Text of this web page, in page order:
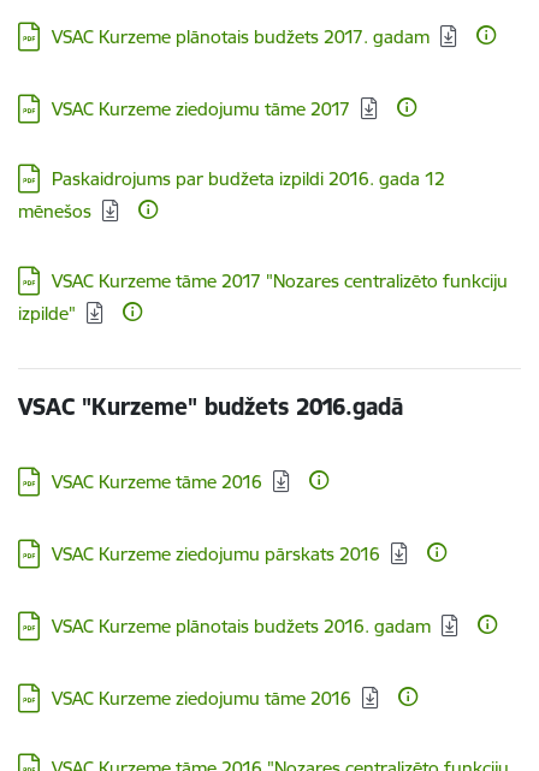
Lejupielādēt:
VSAC Kurzeme plānotais budžets 2017. gadam
Lejupielādēt:
VSAC Kurzeme ziedojumu tāme 2017
Lejupielādēt:
Paskaidrojums par budžeta izpildi 2016. gada 12
mēnešos
Lejupielādēt:
VSAC Kurzeme tāme 2017 "Nozares centralizēto funkciju
izpilde"
VSAC "Kurzeme" budžets 2016.gadā
Lejupielādēt:
VSAC Kurzeme tāme 2016
Lejupielādēt:
VSAC Kurzeme ziedojumu pārskats 2016
Lejupielādēt:
VSAC Kurzeme plānotais budžets 2016. gadam
Lejupielādēt:
VSAC Kurzeme ziedojumu tāme 2016
Lejupielādēt: